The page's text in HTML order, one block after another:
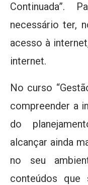
Continuada”.
necessário ter,
acesso à
internet.
No curso
compreender a
do
alcançar ainda
no seu
conteúdos que